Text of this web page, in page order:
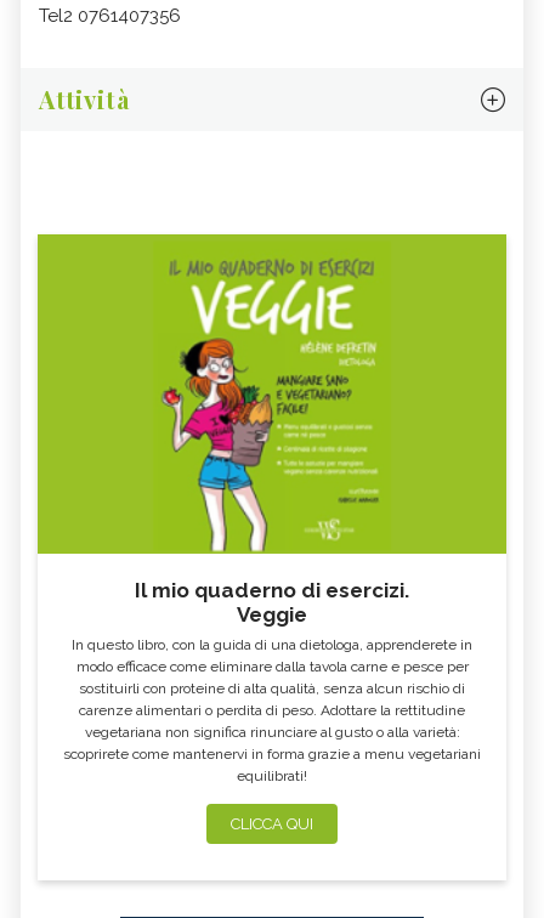
Tel2 0761407356
Attività
Il mio quaderno di esercizi.
Veggie
In questo libro, con la guida di una dietologa, apprenderete in
modo efficace come eliminare dalla tavola carne e pesce per
sostituirli con proteine di alta qualità, senza alcun rischio di
carenze alimentari o perdita di peso. Adottare la rettitudine
vegetariana non significa rinunciare al gusto o alla varietà:
scoprirete come mantenervi in forma grazie a menu vegetariani
equilibrati!
CLICCA QUI